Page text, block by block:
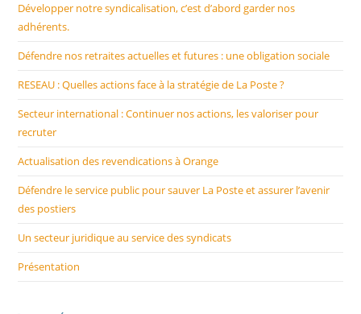
Développer notre syndicalisation, c’est d’abord garder nos
adhérents.
Défendre nos retraites actuelles et futures : une obligation sociale
RESEAU : Quelles actions face à la stratégie de La Poste ?
Secteur international : Continuer nos actions, les valoriser pour
recruter
Actualisation des revendications à Orange
Défendre le service public pour sauver La Poste et assurer l’avenir
des postiers
Un secteur juridique au service des syndicats
Présentation